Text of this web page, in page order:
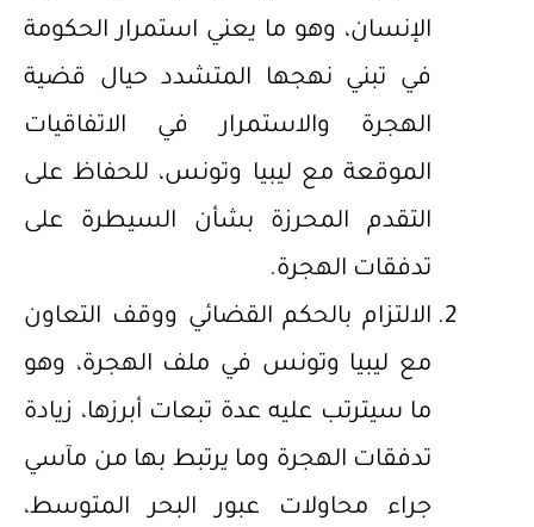
الإنسان، وهو ما يعني استمرار الحكومة
في تبني نهجها المتشدد حيال قضية
الهجرة والاستمرار في الاتفاقيات
الموقعة مع ليبيا وتونس، للحفاظ على
التقدم المحرزة بشأن السيطرة على
تدفقات الهجرة.
الالتزام بالحكم القضائي ووقف التعاون
مع ليبيا وتونس في ملف الهجرة، وهو
ما سيترتب عليه عدة تبعات أبرزها، زيادة
تدفقات الهجرة وما يرتبط بها من مآسي
جراء محاولات عبور البحر المتوسط،